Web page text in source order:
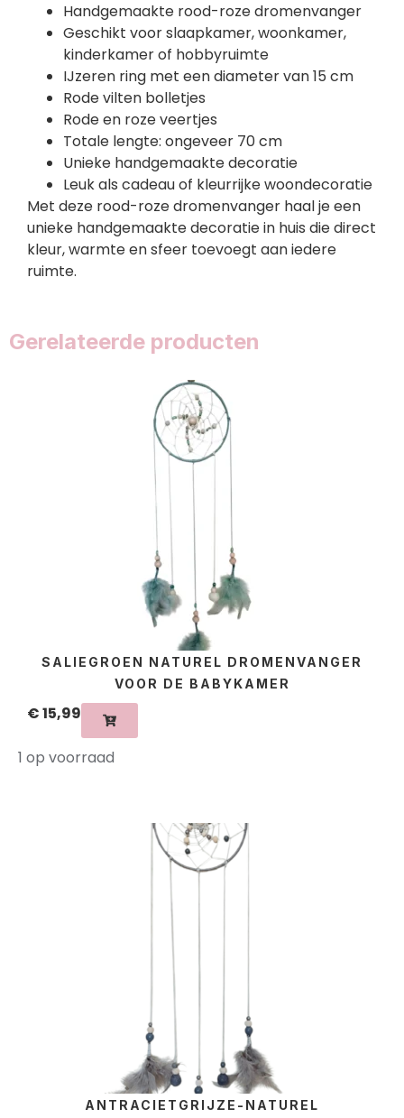
Handgemaakte rood-roze dromenvanger
Geschikt voor slaapkamer, woonkamer,
kinderkamer of hobbyruimte
IJzeren ring met een diameter van 15 cm
Rode vilten bolletjes
Rode en roze veertjes
Totale lengte: ongeveer 70 cm
Unieke handgemaakte decoratie
Leuk als cadeau of kleurrijke woondecoratie
Met deze rood-roze dromenvanger haal je een
unieke handgemaakte decoratie in huis die direct
kleur, warmte en sfeer toevoegt aan iedere
ruimte.
Gerelateerde producten
SALIEGROEN NATUREL DROMENVANGER
VOOR DE BABYKAMER
€15,99
1 op voorraad
ANTRACIETGRIJZE-NATUREL